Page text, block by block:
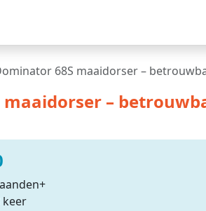
68S maaidorser –
–
keer